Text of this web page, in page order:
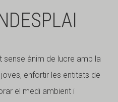
sense ànim de lucre amb la
enfortir les entitats de
el medi ambient i